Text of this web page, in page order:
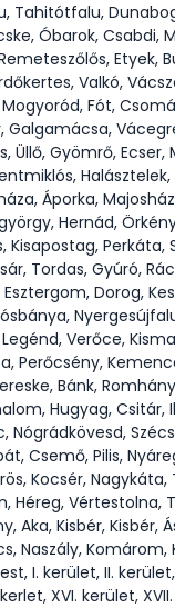
Tahitótfalu,
Óbarok, Csabdi,
Etyek,
Valkó,
Mogyoród, Fót,
Galgamácsa,
Gyömrő, Ecser,
Áporka,
Hernád,
Perkáta,
Tordas, Gyúró,
Dorog,
Verőce,
Perőcsény,
Bánk,
Hugyag, Csitár,
Csemő, Pilis,
Kocsér, Nagykáta,
Héreg, Vértestolna,
Aka, Kisbér, Kisbér,
Naszály,
I. kerület, II. kerület,
XVI. kerület,